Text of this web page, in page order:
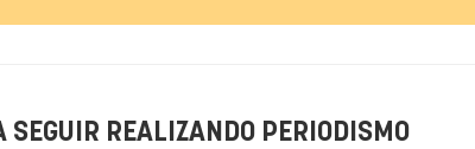
SEGUIR REALIZANDO PERIODISMO